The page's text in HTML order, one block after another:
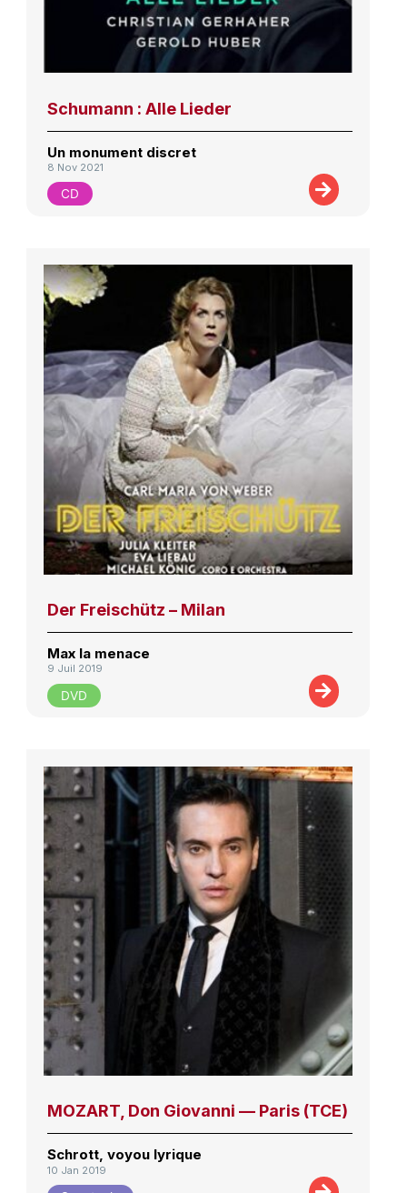
Schumann : Alle Lieder
Un monument discret
8 Nov 2021
CD
Der Freischütz – Milan
Max la menace
9 Juil 2019
DVD
MOZART, Don Giovanni — Paris (TCE)
Schrott, voyou lyrique
10 Jan 2019